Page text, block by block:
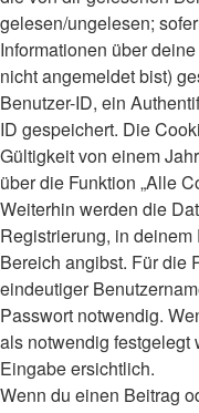
gelesen/ungelesen;
Informationen über
nicht angemeldet bist)
Benutzer-ID, ein
ID gespeichert. Die
Gültigkeit von einem
über die Funktion „Alle
Weiterhin werden die
Registrierung, in
Bereich angibst. Für die
eindeutiger
Passwort notwendig.
als notwendig festgelegt
Eingabe ersichtlich.
Wenn du einen Beitrag